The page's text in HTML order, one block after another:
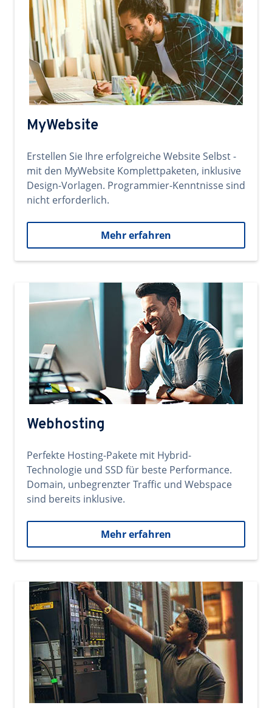
MyWebsite
Erstellen Sie Ihre erfolgreiche Website Selbst -
mit den MyWebsite Komplettpaketen, inklusive
Design-Vorlagen. Programmier-Kenntnisse sind
nicht erforderlich.
Mehr erfahren
Webhosting
Perfekte Hosting-Pakete mit Hybrid-
Technologie und SSD für beste Performance.
Domain, unbegrenzter Traffic und Webspace
sind bereits inklusive.
Mehr erfahren